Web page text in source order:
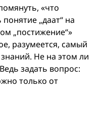
«что
„даат“ на
„постижение“»
разумеется, самый
Не на этом ли
задать вопрос:
только от